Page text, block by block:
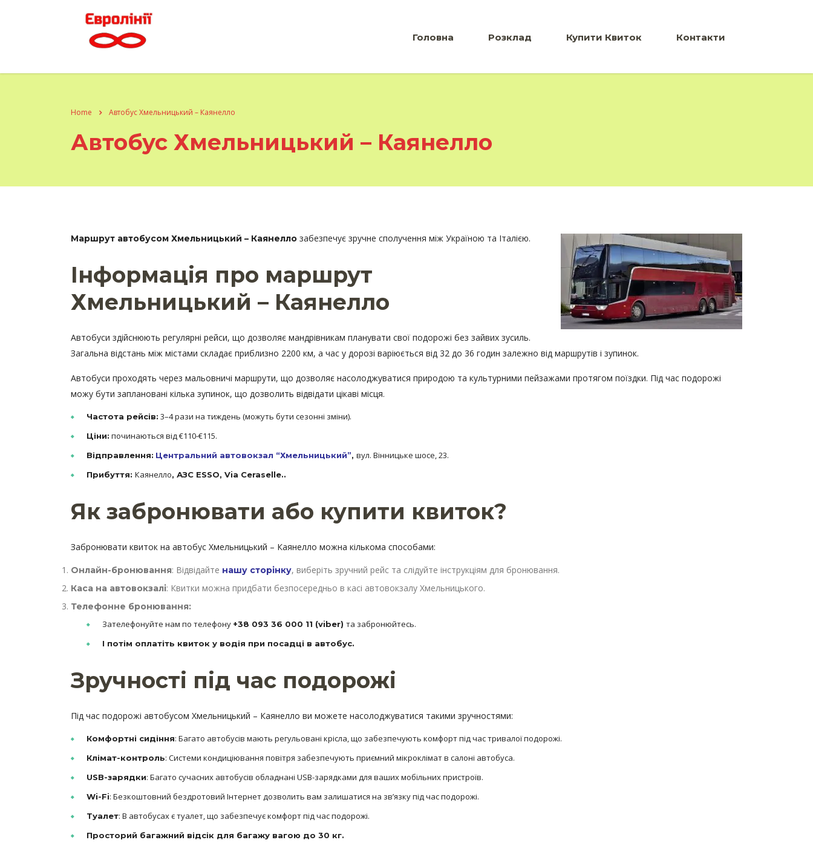
Головна Розклад Купити Квиток Контакти
Home Автобус Хмельницький – Каянелло
Автобус Хмельницький – Каянелло
Маршрут автобусом Хмельницький – Каянелло забезпечує зручне сполучення між Україною та Італією.
Інформація про маршрут
Хмельницький – Каянелло
Автобуси здійснюють регулярні рейси, що дозволяє мандрівникам планувати свої подорожі без зайвих зусиль.
Загальна відстань між містами складає приблизно 2200 км, а час у дорозі варіюється від 32 до 36 годин залежно від маршрутів і зупинок.
Автобуси проходять через мальовничі маршрути, що дозволяє насолоджуватися природою та культурними пейзажами протягом поїздки. Під час подорожі
можу бути заплановані кілька зупинок, що дозволить відвідати цікаві місця.
Частота рейсів: 3–4 рази на тиждень (можуть бути сезонні зміни).
Ціни: починаються від €110-€115.
Відправлення: Центральний автовокзал “Хмельницький”, вул. Вінницьке шосе, 23.
Прибуття: Каянелло, АЗС ESSO, Via Ceraselle..
Як забронювати або купити квиток?
Забронювати квиток на автобус Хмельницький – Каянелло можна кількома способами:
Онлайн-бронювання: Відвідайте нашу сторінку, виберіть зручний рейс та слідуйте інструкціям для бронювання.
Каса на автовокзалі: Квитки можна придбати безпосередньо в касі автовокзалу Хмельницького.
Телефонне бронювання:
Зателефонуйте нам по телефону +38 093 36 000 11 (viber) та забронюйтесь.
І потім оплатіть квиток у водія при посадці в автобус.
Зручності під час подорожі
Під час подорожі автобусом Хмельницький – Каянелло ви можете насолоджуватися такими зручностями:
Комфортні сидіння: Багато автобусів мають регульовані крісла, що забезпечують комфорт під час тривалої подорожі.
Клімат-контроль: Системи кондиціювання повітря забезпечують приємний мікроклімат в салоні автобуса.
USB-зарядки: Багато сучасних автобусів обладнані USB-зарядками для ваших мобільних пристроїв.
Wi-Fi: Безкоштовний бездротовий Інтернет дозволить вам залишатися на зв’язку під час подорожі.
Туалет: В автобусах є туалет, що забезпечує комфорт під час подорожі.
Просторий багажний відсік для багажу вагою до 30 кг.